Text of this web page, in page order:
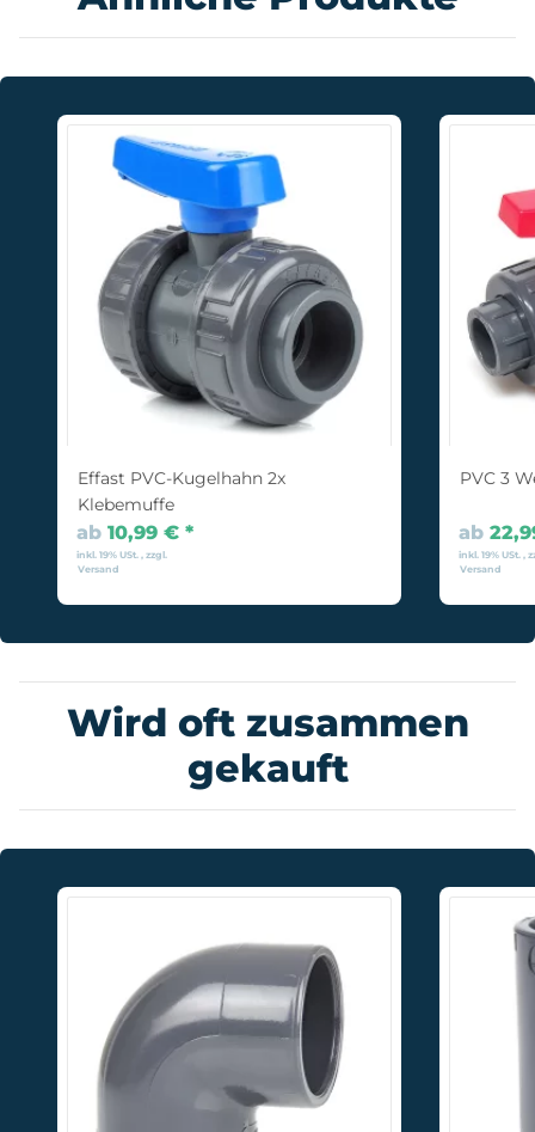
Effast PVC-Kugelhahn 2x
Klebemuffe
ab 10,99 € *
inkl. 19% USt. , zzgl.
Versand
PVC 3
ab
inkl. 19% USt. ,
Versand
Wird oft zusammen
gekauft